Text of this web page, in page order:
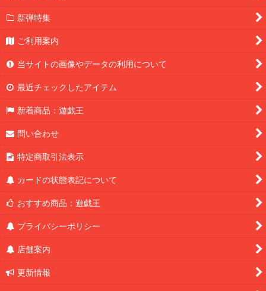
新弾特集
ご利用案内
当サイトの画像やデータの利用について
最近チェックしたアイテム
新着商品：遊戯王
問い合わせ
特定商取引法表示
カードの状態表記について
おすすめ商品：遊戯王
プライバシーポリシー
店舗案内
更新情報